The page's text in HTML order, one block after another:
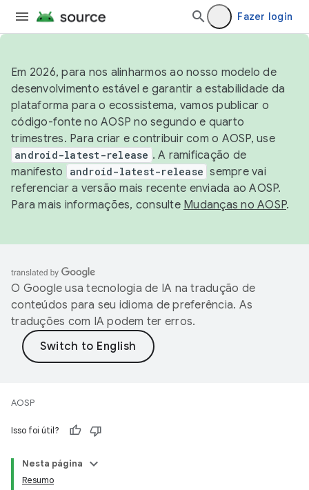
Fazer login
Em 2026, para nos alinharmos ao nosso modelo de
desenvolvimento estável e garantir a estabilidade da
plataforma para o ecossistema, vamos publicar o
código-fonte no AOSP no segundo e quarto
trimestres. Para criar e contribuir com o AOSP, use
android-latest-release . A ramificação de
manifesto
android-latest-release sempre vai
referenciar a versão mais recente enviada ao AOSP.
Para mais informações, consulte Mudanças no AOSP.
O Google usa tecnologia de IA na tradução de
conteúdos para seu idioma de preferência. As
traduções com IA podem ter erros.
AOSP
Isso foi útil?
Nesta página
Resumo